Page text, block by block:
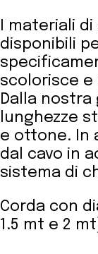
I materiali
disponibili
scolorisce
Dalla
lunghezze
e ottone. In
dal cavo in
sistema di
Corda con
1.5 mt e 2